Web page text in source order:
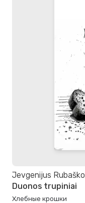
Jevgenijus Rubaško
Duonos trupiniai
Хлебные крошки